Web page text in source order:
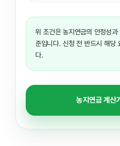
위 조건은 농지연금의 안정성과
준입니다. 신청 전 반드시 해당
다.
농지연금 계산